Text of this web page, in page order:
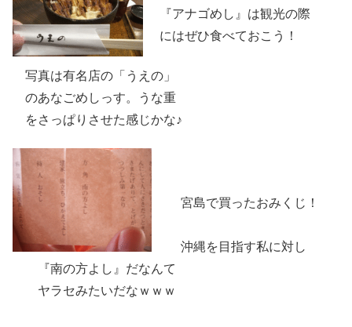
『アナゴめし』は観光の際
にはぜひ食べておこう！
写真は有名店の「うえの」
のあなごめしっす。うな重
をさっぱりさせた感じかな♪
宮島で買ったおみくじ！
沖縄を目指す私に対し
『南の方よし』だなんて
ヤラセみたいだなｗｗｗ